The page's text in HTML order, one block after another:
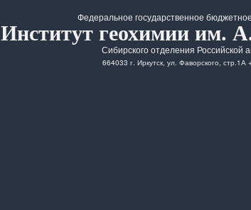
Федеральное государственное
Институт геохимии им.
Сибирского отделения Российской
664033 г. Иркутск, ул. Фаворского, стр.1А